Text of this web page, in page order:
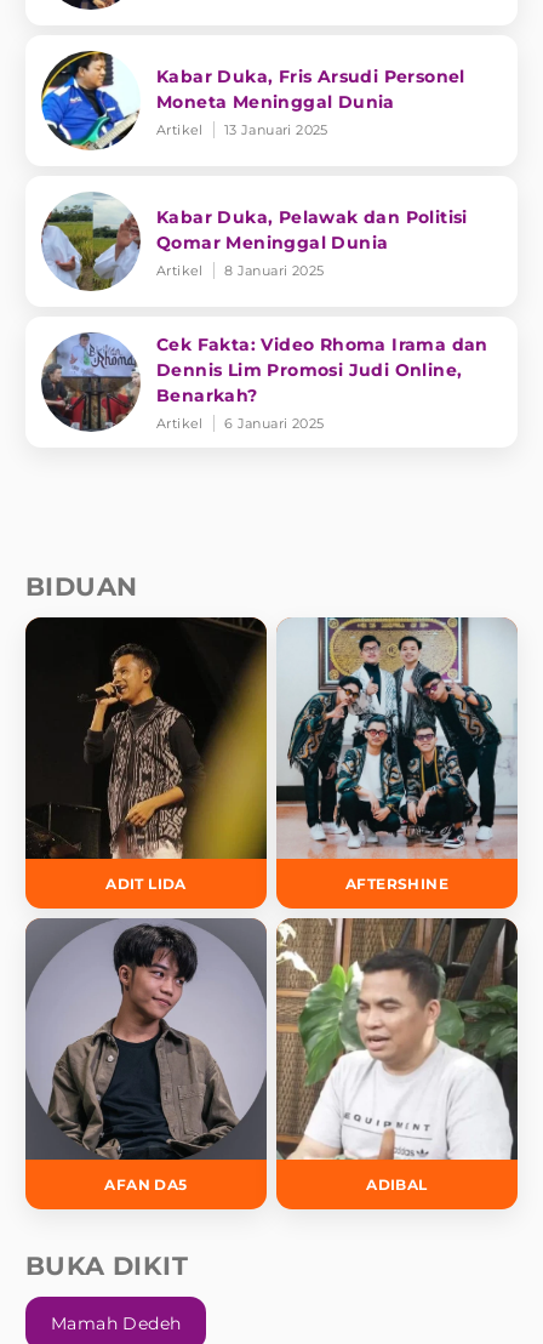
Kabar Duka, Fris Arsudi Personel
Moneta Meninggal Dunia
Artikel 13 Januari 2025
Kabar Duka, Pelawak dan Politisi
Qomar Meninggal Dunia
Artikel 8 Januari 2025
Cek Fakta: Video Rhoma Irama dan
Dennis Lim Promosi Judi Online,
Benarkah?
Artikel 6 Januari 2025
BIDUAN
ADIT LIDA AFTERSHINE
AFAN DA5 ADIBAL
BUKA DIKIT
Mamah Dedeh